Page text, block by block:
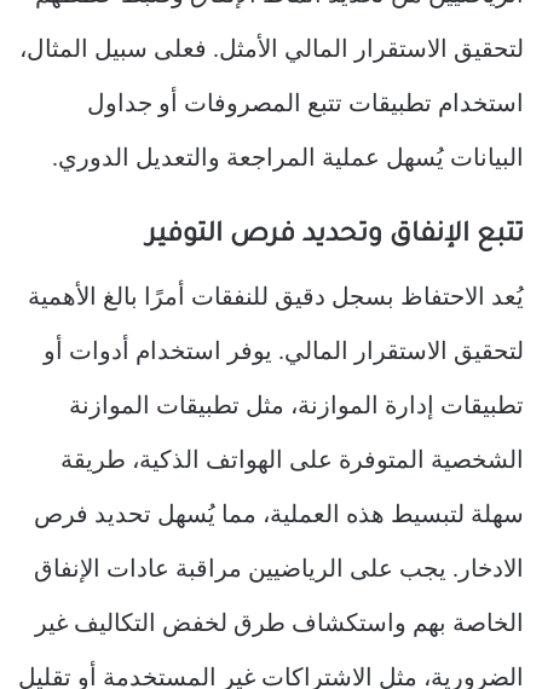
لتحقيق الاستقرار المالي الأمثل. فعلى سبيل المثال،
استخدام تطبيقات تتبع المصروفات أو جداول
البيانات يُسهل عملية المراجعة والتعديل الدوري.
تتبع الإنفاق وتحديد فرص التوفير
يُعد الاحتفاظ بسجل دقيق للنفقات أمرًا بالغ الأهمية
لتحقيق الاستقرار المالي. يوفر استخدام أدوات أو
تطبيقات إدارة الموازنة، مثل تطبيقات الموازنة
الشخصية المتوفرة على الهواتف الذكية، طريقة
سهلة لتبسيط هذه العملية، مما يُسهل تحديد فرص
الادخار. يجب على الرياضيين مراقبة عادات الإنفاق
الخاصة بهم واستكشاف طرق لخفض التكاليف غير
الضرورية، مثل الاشتراكات غير المستخدمة أو تقليل